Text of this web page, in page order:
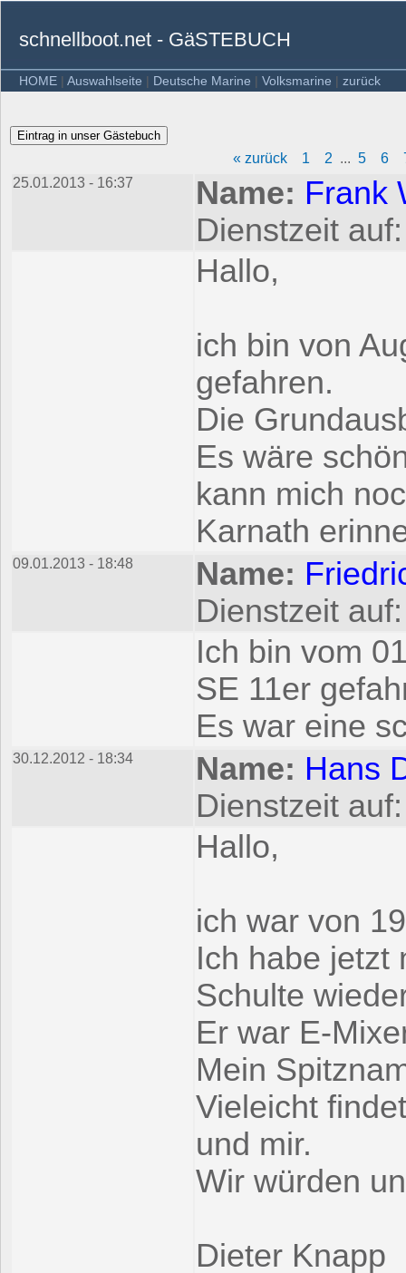
schnellboot.net - GäSTEBUCH
HOME | Auswahlseite | Deutsche Marine | Volksmarine | zurück
« zurück 1 2 ... 5 6
25.01.2013 - 16:37
Name: Frank
Dienstzeit
Hallo,
ich bin von
gefahren.
Die
Es wäre
kann mich
Karnath
09.01.2013 - 18:48 Name:
Dienstzeit
Ich bin vom
SE 11er
Es war eine
30.12.2012 - 18:34 Name: Hans
Dienstzeit
Hallo,
ich war von
Ich habe jetzt
Schulte
Er war E-
Mein
Vieleicht
und mir.
Wir würden
Dieter Knapp